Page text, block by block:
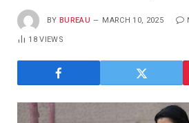
BY BUREAU MARCH 10, 2025
18VIEWS